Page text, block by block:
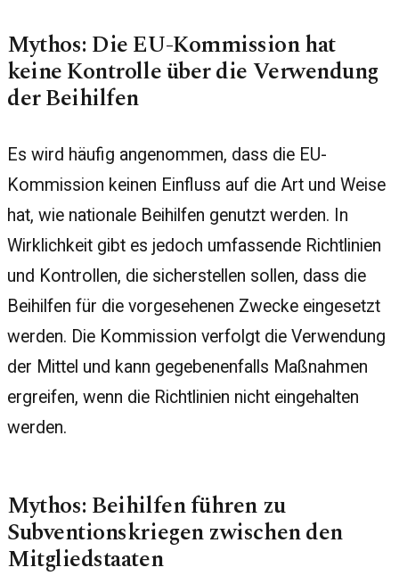
Mythos: Die EU-Kommission hat
keine Kontrolle über die Verwendung
der Beihilfen
Es wird häufig angenommen, dass die EU-
Kommission keinen Einfluss auf die Art und Weise
hat, wie nationale Beihilfen genutzt werden. In
Wirklichkeit gibt es jedoch umfassende Richtlinien
und Kontrollen, die sicherstellen sollen, dass die
Beihilfen für die vorgesehenen Zwecke eingesetzt
werden. Die Kommission verfolgt die Verwendung
der Mittel und kann gegebenenfalls Maßnahmen
ergreifen, wenn die Richtlinien nicht eingehalten
werden.
Mythos: Beihilfen führen zu
Subventionskriegen zwischen den
Mitgliedstaaten